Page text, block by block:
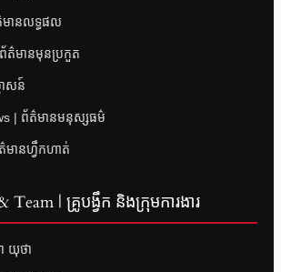
ានលទ្ធផល
ត៌មានមុនប្រកួត
ាសន៍
| ព័ត៌មានមនុស្សធម៌
មានហ្វឹកហាត់
Team | គ្រូបង្វឹក និងក្រុមការងារ
យុថា